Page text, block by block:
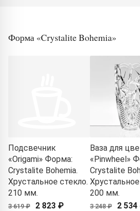
Форма «Crystalite Bohemia»
Подсвечник
«Origami» Форма:
Crystalite Bohemia.
Хрустальное стекло.
210 мм.
3 619 ₽ 2 823 ₽
Ваза для
«Pinwheel»
Crystalite
200 мм.
3 248 ₽ 2